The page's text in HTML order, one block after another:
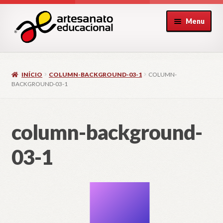
para
navegação
para
conteúdo
Menu
INÍCIO COLUMN-BACKGROUND-03-1
COLUMN-
BACKGROUND-03-1
column-background-
03-1